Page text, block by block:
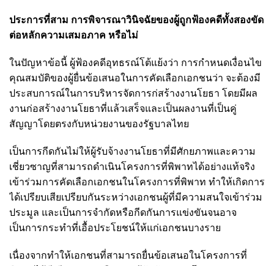
ประการที่สาม การพิจารณาวินิจฉัยของผู้ถูกฟ้องคดีทั้งสองขัด
ต่อหลักความเสมอภาค หรือไม่
ในปัญหาข้อนี้ ผู้ฟ้องคดีอุทธรณ์โต้แย้งว่า การกำหนดเงื่อนไข
คุณสมบัติของผู้ยื่นข้อเสนอในการคัดเลือกเอกชนว่า จะต้องมี
ประสบการณ์ในการบริหารจัดการก่สร้างงานโยธา โดยมีผล
งานก่อสร้างงานโยธาที่แล้วเสร็จและเป็นผลงานที่เป็นคู่
สัญญาโดยตรงกับหน่วยงานของรัฐบาลไทย
เป็นการกีดกันไม่ให้ผู้รับจ้างงานโยธาที่มีศักยภาพและความ
เชี่ยวซาญที่สามารถดำเนินโครงการที่พิพาทได้อย่างแท้จริง
เข้าร่วมการคัดเลือกเอกชนในโครงการที่พิพาท ทำให้เกิดการ
ได้เปรียบเสียเปรียบกันระหว่างเอกชนผู้ที่มีความสนใจเข้าร่วม
ประมูล และเป็นการจำกัดหรือกีดกันการแข่งขันจนอาจ
เป็นการกระทำที่เอื้อประโยชน์ให้แก่เอกชนบางราย
เนื่องจากทำให้เอกชนที่สามารถยื่นข้อเสนอในโครงการที่